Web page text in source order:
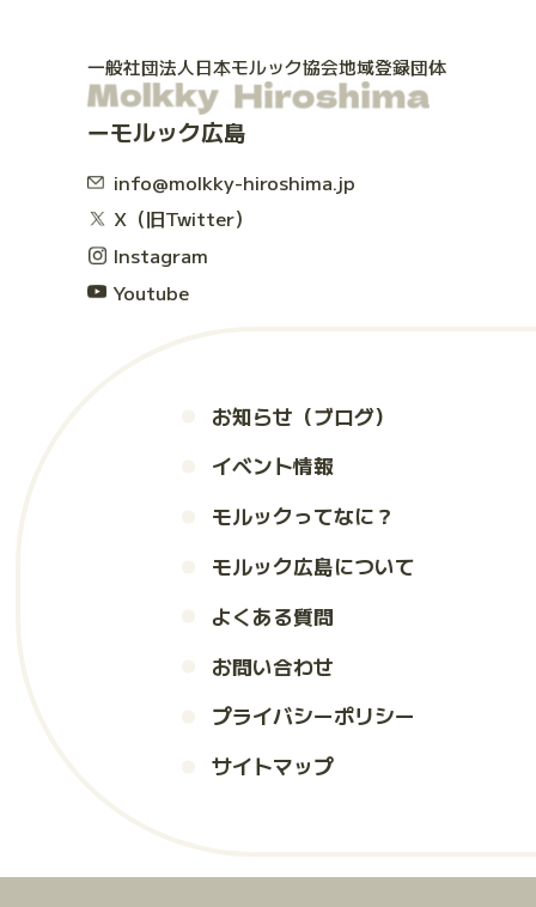
一般社団法人日本モルック協会地域登録団体
モルック広島
info@molkky-hiroshima.jp
X（旧Twitter）
Instagram
Youtube
お知らせ（ブログ）
イベント情報
モルックってなに？
モルック広島について
よくある質問
お問い合わせ
プライバシーポリシー
サイトマップ